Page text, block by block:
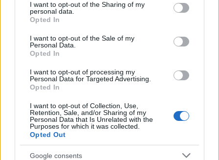
not limited to your visit or usage behaviour. You may click to
grant or deny consent to Google and its third-party tags to
use your data for below specified purposes in below Google
consent section.
I want to opt-out of the Sharing of my
personal data.
Opted In
I want to opt-out of the Sale of my
Personal Data.
Opted In
I want to opt-out of processing my
Personal Data for Targeted Advertising.
Opted In
I want to opt-out of Collection, Use,
Retention, Sale, and/or Sharing of my
Personal Data that Is Unrelated with the
Purposes for which it was collected.
Opted Out
Google consents
F
a
ce
b
o
k
T
w
it
te
r
Pi
n
te
re
st
h
s
A
p
p
h
re
NOTIZIE RECENTI
Le previsioni meteo per il weekend a Olbia e in
Gallura